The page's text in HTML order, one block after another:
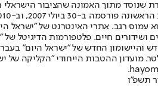
שנוסד מתוך האמונה שהציבור הישראלי
ושידורים חיים. פלטפורמות הדיגיטל
החדש והיישומון החדש של "ישראל
מועדון ההטבות הייחודי "הקליקה של
תשפ"ו